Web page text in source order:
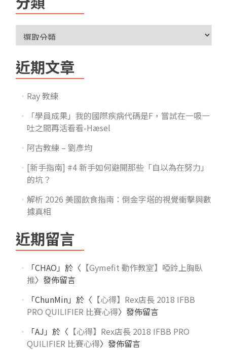
近期文章
Ray 教練
「學員成果」我的國際疾病代碼是F，嘗試在一吸一
吐之間再活看看-Hæsel
阿古教練 – 劉彥均
[新手指南] #4 新手如何避開那些「自以為在努力」
的坑？
解析 2026 美國飲食指南：倒金字塔的視覺衝擊與數
據真相
近期留言
「CHAO 」於〈 【Gymefit 動作教室】啞鈴上胸臥
推〉發佈留言
「ChunMin」於〈 【心得】Rex店長 2018 IFBB
PRO QUILIFIER 比賽心得〉發佈留言
「AJ 」於〈 【心得】Rex店長 2018 IFBB PRO
QUILIFIER 比賽心得〉發佈留言